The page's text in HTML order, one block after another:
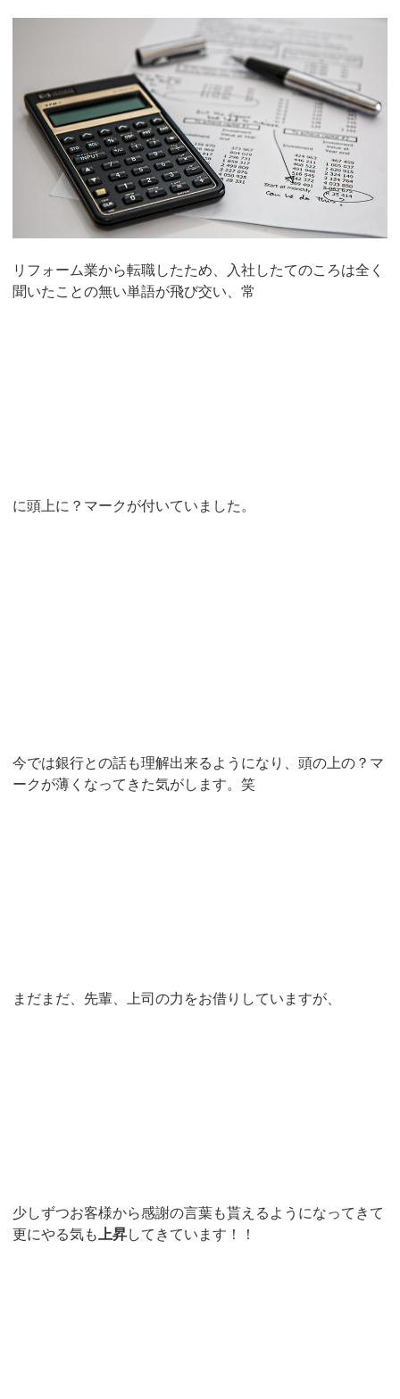
リフォーム業から転職したため、入社したてのころは全く
聞いたことの無い単語が飛び交い、常
に頭上に？マークが付いていました。
今では銀行との話も理解出来るようになり、頭の上の？マ
ークが薄くなってきた気がします。笑
まだまだ、先輩、上司の力をお借りしていますが、
少しずつお客様から感謝の言葉も貰えるようになってきて
更にやる気も
上昇してきています！！